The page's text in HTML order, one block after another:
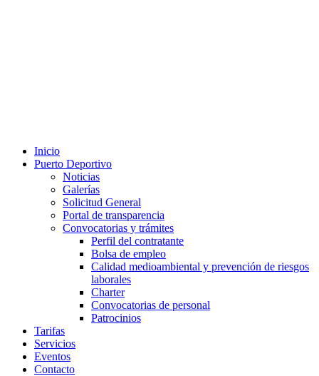
Inicio
Puerto Deportivo
Noticias
Galerías
Solicitud General
Portal de transparencia
Convocatorias y trámites
Perfil del contratante
Bolsa de empleo
Calidad medioambiental y prevención de riesgos
laborales
Charter
Convocatorias de personal
Patrocinios
Tarifas
Servicios
Eventos
Contacto